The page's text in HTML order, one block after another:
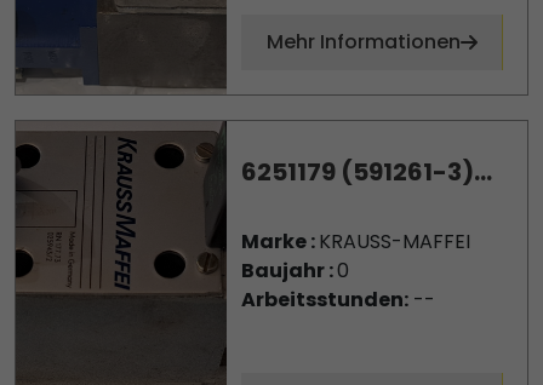
Mehr Informationen
6251179 (591261-3)...
Marke :KRAUSS-MAFFEI
Baujahr :0
Arbeitsstunden:--